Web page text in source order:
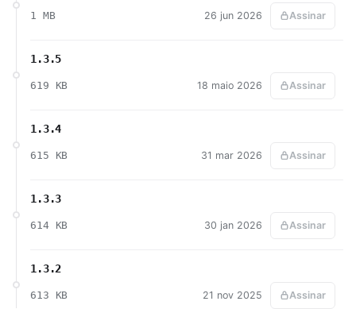
1 MB 26 jun 2026 Assinar
1.3.5
619 KB 18 maio 2026 Assinar
1.3.4
615 KB 31 mar 2026 Assinar
1.3.3
614 KB 30 jan 2026 Assinar
1.3.2
613 KB 21 nov 2025 Assinar